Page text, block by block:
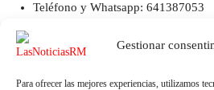
Gestionar
Para ofrecer las mejores experiencias, utilizamos
Teléfono y Whatsapp: 641387053